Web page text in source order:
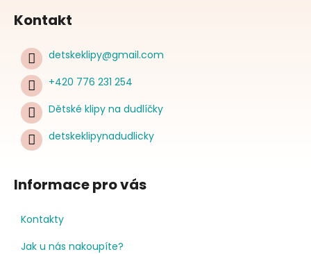
Kontakt
detskeklipy@gmail.com
+420 776 231 254
Dětské klipy na dudlíčky
detskeklipynadudlicky
Informace pro vás
Kontakty
Jak u nás nakoupíte?